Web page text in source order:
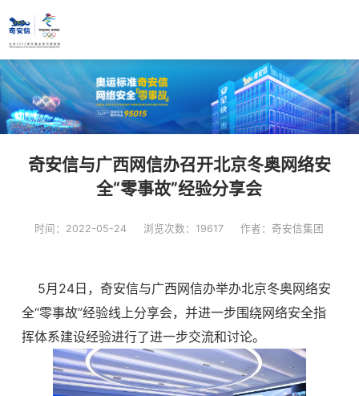
奇安信与广西网信办召开北京冬奥网络安
全“零事故”经验分享会
时间：2022-05-24 浏览次数：19617 作者：奇安信集团
5月24日，奇安信与广西网信办举办北京冬奥网络安
全“零事故”经验线上分享会，并进一步围绕网络安全指
挥体系建设经验进行了进一步交流和讨论。